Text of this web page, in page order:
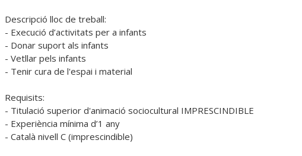
Descripció lloc de treball:
- Execució d’activitats per a infants
- Donar suport als infants
- Vetllar pels infants
- Tenir cura de l'espai i material
Requisits:
- Titulació superior d'animació sociocultural IMPRESCINDIBLE
- Experiència mínima d’1 any
- Català nivell C (imprescindible)